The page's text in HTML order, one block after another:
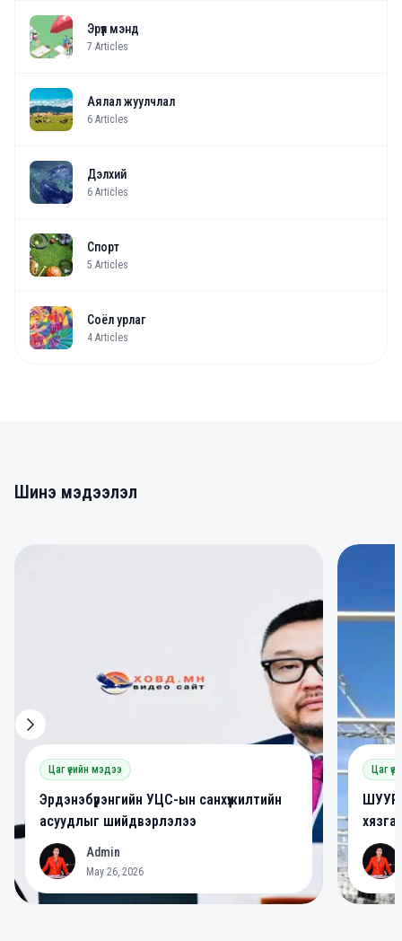
Эрүүл мэнд
7 Articles
Аялал жуулчлал
6 Articles
Дэлхий
6 Articles
Спорт
5 Articles
Соёл урлаг
4 Articles
Шинэ мэдээлэл
Цаг үеийн мэдээ
Эрдэнэбүрэнгийн УЦС-ын санхүүжилтийн
асуудлыг шийдвэрлэлээ
A Admin
May 26, 2026
Цаг
A